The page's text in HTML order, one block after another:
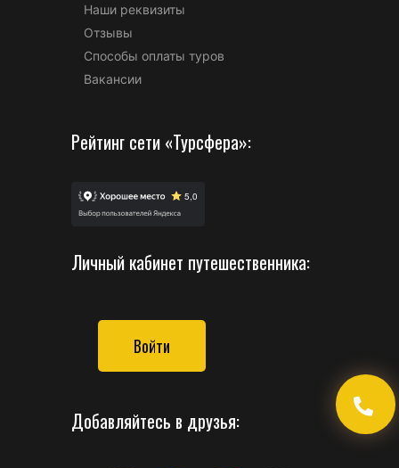
Наши реквизиты
Отзывы
Способы оплаты туров
Вакансии
Рейтинг сети «Турсфера»:
Личный кабинет путешественника:
Войти
Добавляйтесь в друзья: